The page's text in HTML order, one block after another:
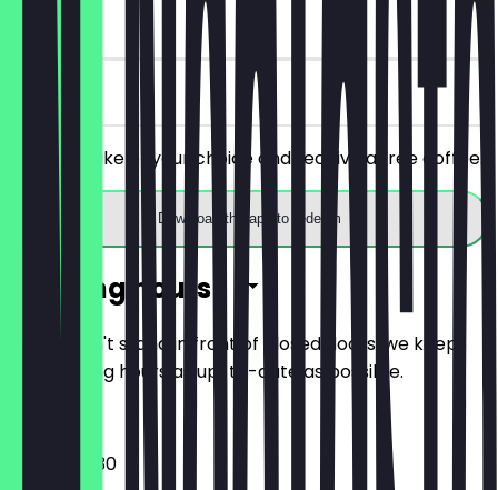
90 days
on site
Order a cake of your choice and receive a free coffee.
Download the app to redeem
Opening hours
So you don't stand in front of closed doors, we keep
the opening hours as up-to-date as possible.
08:00 - 18:30